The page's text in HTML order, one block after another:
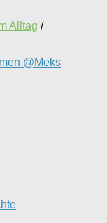
Alltag /
@Meks